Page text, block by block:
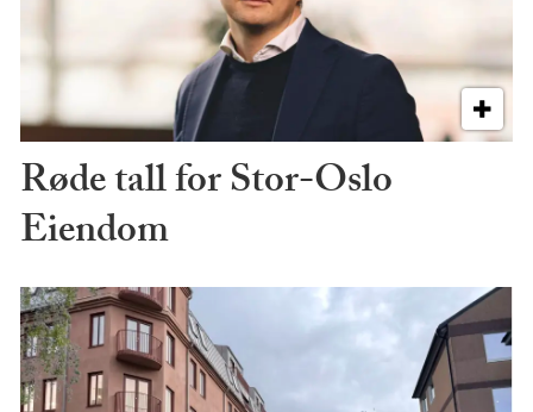
Røde tall for Stor-Oslo
Eiendom